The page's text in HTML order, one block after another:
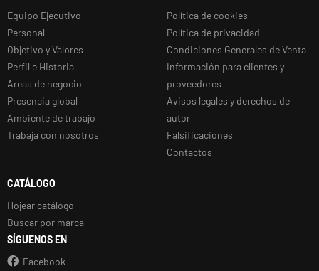
Equipo Ejecutivo
Personal
Objetivo y Valores
Perfil e Historia
Areas de negocio
Presencia global
Ambiente de trabajo
Trabaja con nosotros
Política de cookies
Política de privacidad
Condiciones Generales de Venta
Información para clientes y
proveedores
Avisos legales y derechos de
autor
Falsificaciones
Contactos
CATÁLOGO
Hojear catálogo
Buscar por marca
SÍGUENOS EN
Facebook